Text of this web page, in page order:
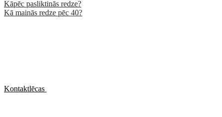
Kāpēc pasliktinās redze?
Kā mainās redze pēc 40?
Kontaktlēcas